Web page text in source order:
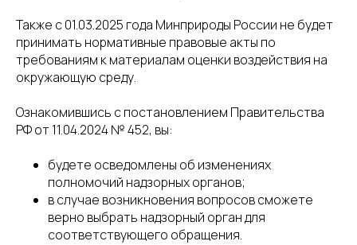
Также с 01.03.2025 года Минприроды России не будет
принимать нормативные правовые акты по
требованиям к материалам оценки воздействия на
окружающую среду.
Ознакомившись с постановлением Правительства
РФ от 11.04.2024 № 452, вы:
будете осведомлены об изменениях
полномочий надзорных органов;
в случае возникновения вопросов сможете
верно выбрать надзорный орган для
соответствующего обращения.